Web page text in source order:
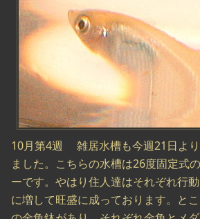
10月第4週 雑居水槽も今週21日よ
ました。こちらの水槽は26度固定式
ーです。やはり住人達はそれぞれ行
に増して旺盛に成っております。と